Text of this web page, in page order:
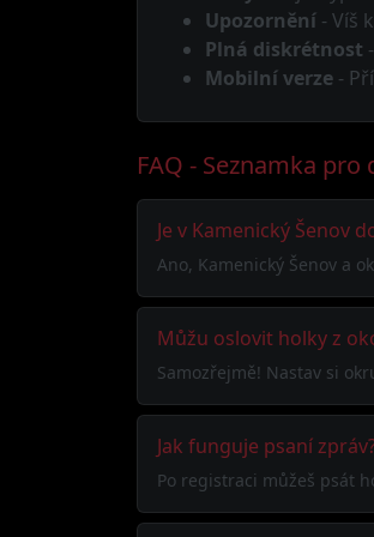
Upozornění - Víš
Plná diskrétnost
Mobilní verze -
FAQ - Seznamka pro
Je v Kamenický Šenov
Ano, Kamenický Šenov a
Můžu oslovit holky z
Samozřejmě! Nastav si
Jak funguje psaní
Po registraci můžeš psát